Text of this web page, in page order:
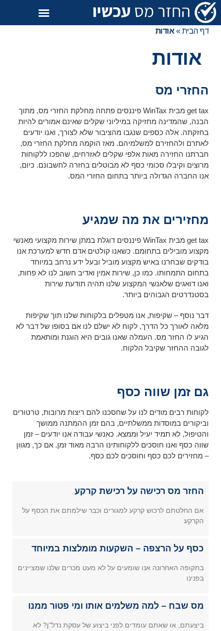
דף הבית»אודות
אודות
החזרי מס
get tax מבית WinTax פיננסים פתחה מחלקת החזרי מס, מתוך
הבנה, שהמדינה מחזיקה במיליוני שקלים שאינם אמורים להיות
בחזקתה. אלה כספים שנגבו מהציבור שלא לצורך, ואנו יודעים
לאתרם ולהחזירם למשלמיהם. מאז הוקמה מחלקת החזרי מס,
חברתנו החזירה מאות אלפי שקלים לאזרחים, שהפכו ללקוחות
מרוצים וקיבלו סכומי כסף לא מבוטלים בחזרה לחשבונם. כיום,
אנו החברה הגדולה ביותר בתחום החזרי המס.
מחזירים את מה שמגיע
get tax מבית WinTax פיננסים דוגלת במתן שירות מקצועי מאנשי
מקצוע מובילים בתחומם. כשאנו קולטים אדם חדש למערכת אנו
בודקים שבחרנו באיש מקצוע מוביל ובעל ידע נרחב במיוחד
בתחום התמחותו. כמו כן, שירות אמין ואדיב חשוב לנו לא פחות,
ואנו דואגים שלאנשי המקצוע שלנו תהיה תודעת שירות
בסטנדרטים הגבוהים ביותר.
דבר נוסף – שקיפות, אנו מטפלים בלקוחות שלנו תוך שקיפות
מלאה לאורך כל הדרך, לקוח לא ישלם לנו אם בסופו של דבר לא
הגיע לו החזר מס. העמלה שאנו גובים היא הוגנת ומותאמת
לגובה ההחזר שקיבל הלקוח.
גם זמן שווה כסף
לקוחות רבים מודים לנו על שחסכנו להם ריצות מרובות, טרטורים
וביקורים במוסדות ממשלתיים, בהם זמן ההמתנה ממושך
והטיפול, לא תמיד יעיל וממצא. כאנשי עבודה אנו יודעים – זמן
שווה כסף ואנו חוסכים ללקוחותינו הרבה מאוד זמן. אם כך, מגוון
– מחזירים לכם כסף וחוסכים לכם כסף.
החזר מס רכישה על רכישת קרקע
אם החלטתם לרכוש קרקע למגורים וכבר שילמתם את הכסף על
הקרקע
כסף על הרצפה – השקעות מומלצות במיוחד
בתקופה האחרונה אנו שומעים על לא מעט מכרים שלנו שמציינים
בפנינו
מס שבח – למה משלמים אותו ומי פטור ממנו
ביצעתם, או שאתם עומדים לפני ביצוע של עסקת נדל"ן? לא